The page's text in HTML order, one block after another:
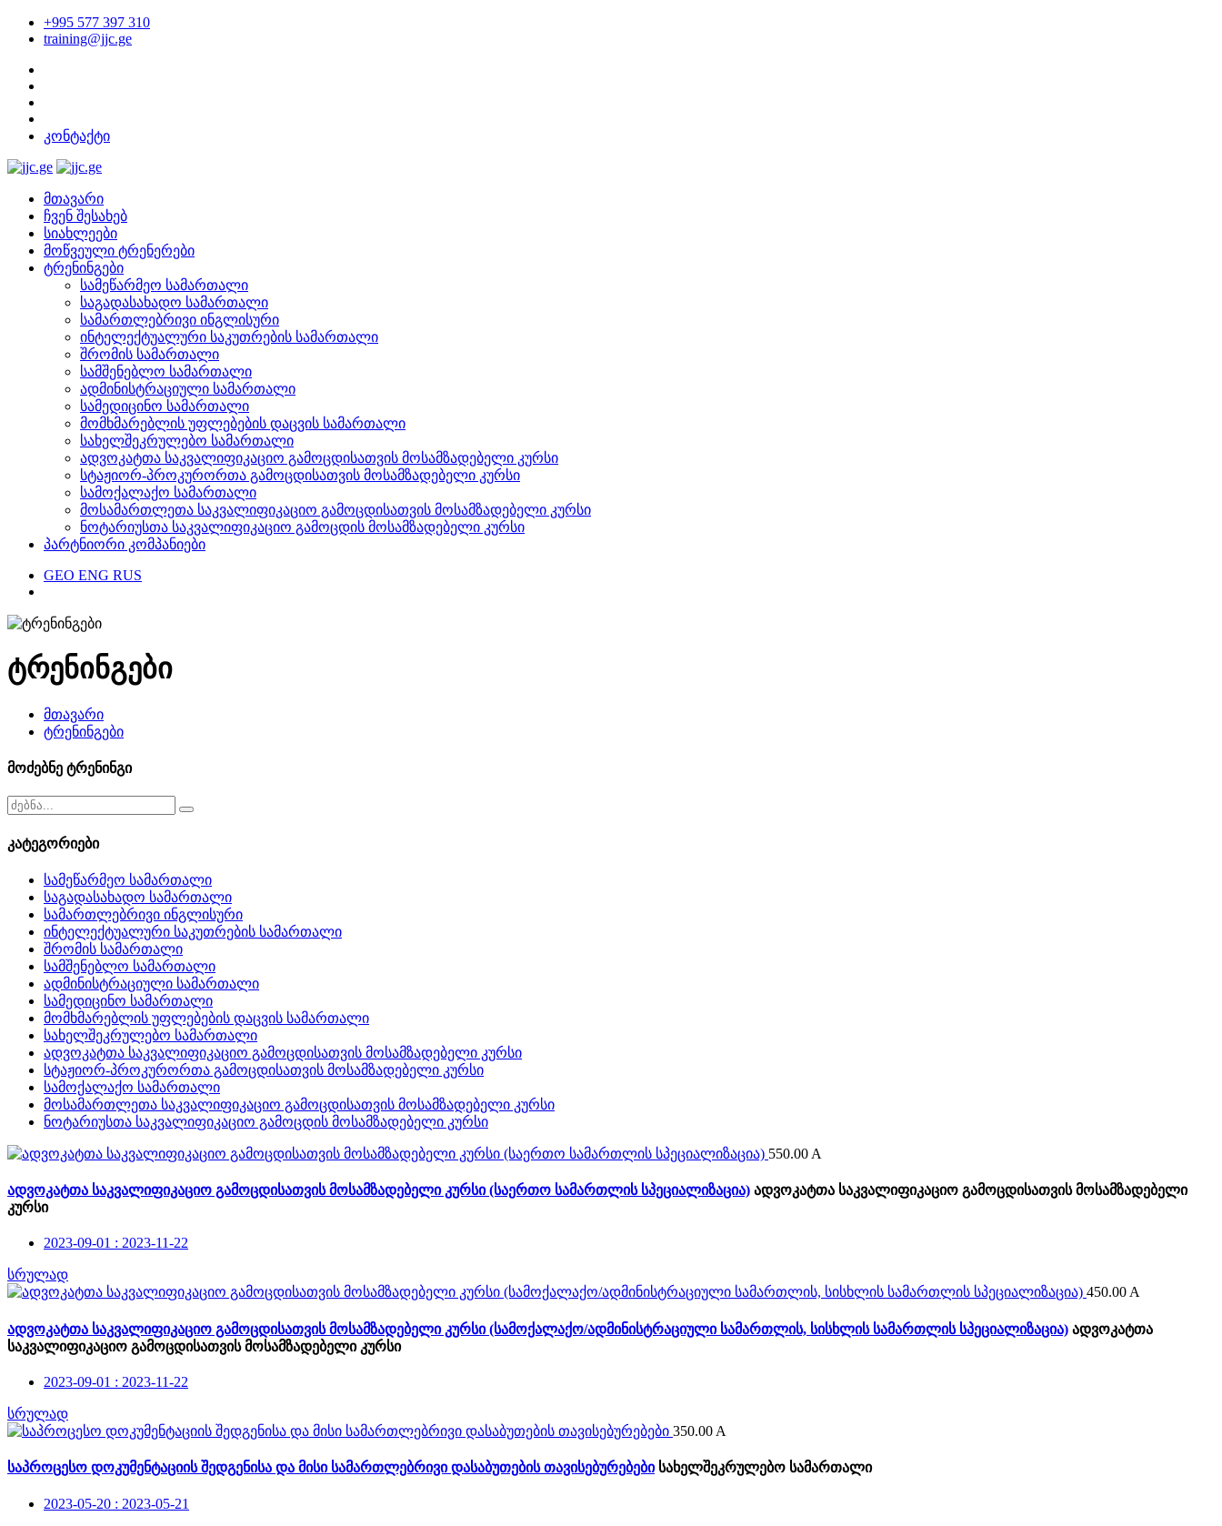
+995 577 397 310
training@jjc.ge
კონტაქტი
მთავარი
ჩვენ შესახებ
სიახლეები
მოწვეული ტრენერები
ტრენინგები
სამეწარმეო სამართალი
საგადასახადო სამართალი
სამართლებრივი ინგლისური
ინტელექტუალური საკუთრების სამართალი
შრომის სამართალი
სამშენებლო სამართალი
ადმინისტრაციული სამართალი
სამედიცინო სამართალი
მომხმარებლის უფლებების დაცვის სამართალი
სახელშეკრულებო სამართალი
ადვოკატთა საკვალიფიკაციო გამოცდისათვის მოსამზადებელი კურსი
სტაჟიორ-პროკურორთა გამოცდისათვის მოსამზადებელი კურსი
სამოქალაქო სამართალი
მოსამართლეთა საკვალიფიკაციო გამოცდისათვის მოსამზადებელი კურსი
ნოტარიუსთა საკვალიფიკაციო გამოცდის მოსამზადებელი კურსი
პარტნიორი კომპანიები
GEO ENG RUS
ტრენინგები
მთავარი
ტრენინგები
მოძებნე ტრენინგი
კატეგორიები
სამეწარმეო სამართალი
საგადასახადო სამართალი
სამართლებრივი ინგლისური
ინტელექტუალური საკუთრების სამართალი
შრომის სამართალი
სამშენებლო სამართალი
ადმინისტრაციული სამართალი
სამედიცინო სამართალი
მომხმარებლის უფლებების დაცვის სამართალი
სახელშეკრულებო სამართალი
ადვოკატთა საკვალიფიკაციო გამოცდისათვის მოსამზადებელი კურსი
სტაჟიორ-პროკურორთა გამოცდისათვის მოსამზადებელი კურსი
სამოქალაქო სამართალი
მოსამართლეთა საკვალიფიკაციო გამოცდისათვის მოსამზადებელი კურსი
ნოტარიუსთა საკვალიფიკაციო გამოცდის მოსამზადებელი კურსი
550.00 A
ადვოკატთა საკვალიფიკაციო გამოცდისათვის მოსამზადებელი კურსი (საერთო სამართლის სპეციალიზაცია) ადვოკატთა საკვალიფიკაციო გამოცდისათვის მოსამზადებელი
კურსი
2023-09-01 : 2023-11-22
სრულად
450.00A
ადვოკატთა საკვალიფიკაციო გამოცდისათვის მოსამზადებელი კურსი (სამოქალაქო/ადმინისტრაციული სამართლის, სისხლის სამართლის სპეციალიზაცია) ადვოკატთა
საკვალიფიკაციო გამოცდისათვის მოსამზადებელი კურსი
2023-09-01 : 2023-11-22
სრულად
350.00 A
საპროცესო დოკუმენტაციის შედგენისა და მისი სამართლებრივი დასაბუთების თავისებურებები სახელშეკრულებო სამართალი
2023-05-20 : 2023-05-21